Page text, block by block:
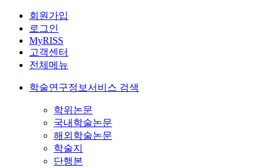
회원가입
로그인
MyRISS
고객센터
전체메뉴
학술연구정보서비스 검색
학위논문
국내학술논문
해외학술논문
학술지
단행본